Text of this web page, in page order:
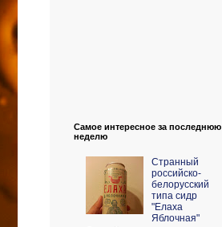
Самое интересное за последнюю
неделю
Странный
российско-
белорусский
типа сидр
"Елаха
Яблочная"